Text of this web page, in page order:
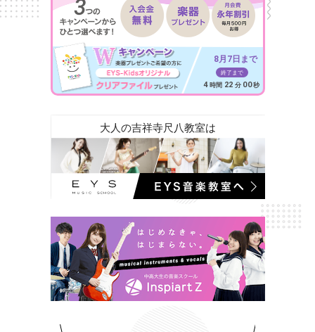
8月7日まで
終了まで
4 時間 21 分 58 秒
大人の吉祥寺尺八教室は